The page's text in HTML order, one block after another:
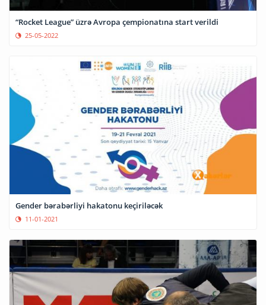
25-05-2022
Gender bərabərliyi hakatonu keçiriləcək
11-01-2021